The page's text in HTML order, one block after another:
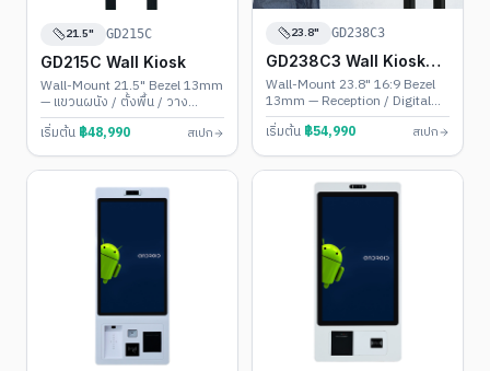
21.5" GD215C
GD215C Wall Kiosk
Wall-Mount 21.5" Bezel 13mm
— แขวนผนัง / ตั้งพื้น / วาง
เคาน์เตอร์
เริ่มต้น ฿48,990 สเปก
23.8" GD238C3
GD238C3 Wall Kiosk
(Landscape)
Wall-Mount 23.8" 16:9 Bezel
13mm — Reception / Digital
Menu
เริ่มต้น ฿54,990 สเปก